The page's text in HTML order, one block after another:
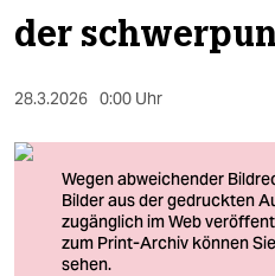
themen
gesellschaft
kultur
der
28.3.2026 0:00 Uhr